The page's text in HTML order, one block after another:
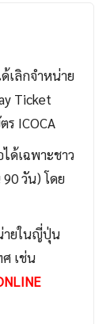
เลิกจำหน่าย
Ticket
ICOCA
ด้เฉพาะชาว
วัน) โดย
ายในญี่ปุ่น
เช่น